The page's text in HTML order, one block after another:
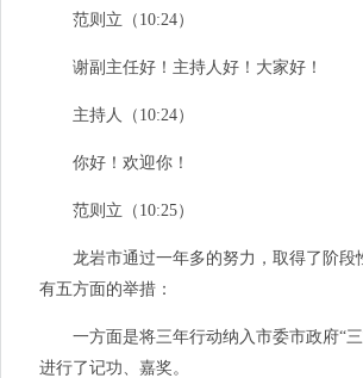
范则立（10:24）
谢副主任好！主持人好！大家好！
主持人（10:24）
你好！欢迎你！
范则立（10:25）
龙岩市通过一年多的努力，取得了阶段性
有五方面的举措：
一方面是将三年行动纳入市委市政府“三
进行了记功、嘉奖。